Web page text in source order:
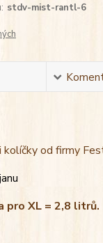
stdv-mist-rantl-6
od firmy
pro XL = 2,8 litrů.